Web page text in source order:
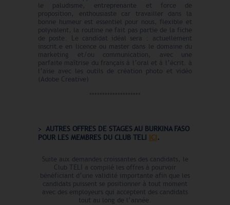
le paludisme, entreprenante et force de
proposition, enthousiaste car travailler dans la
bonne humeur est essentiel pour nous, flexible et
polyvalent, la routine ne fait pas partie de la fiche
de poste. Le candidat idéal sera : actuellement
inscrit.e en licence ou master dans le domaine du
marketing et/ou communication, avec une
parfaite maîtrise du français à l’oral et à l’écrit. à
l’aise avec les outils de création photo et vidéo
(Adobe Creative)
AUTRES OFFRES DE STAGES AU BURKINA FASO
POUR LES MEMBRES DU CLUB TELI
ICI .
Suite aux demandes croissantes des candidats, le
Club TELI a compilé les offres à pourvoir
bénéficiant d’une validité importante afin que les
candidats puissent se positionner à tout moment
avec des employeurs qui acceptent des candidats
tout au long de l’année.